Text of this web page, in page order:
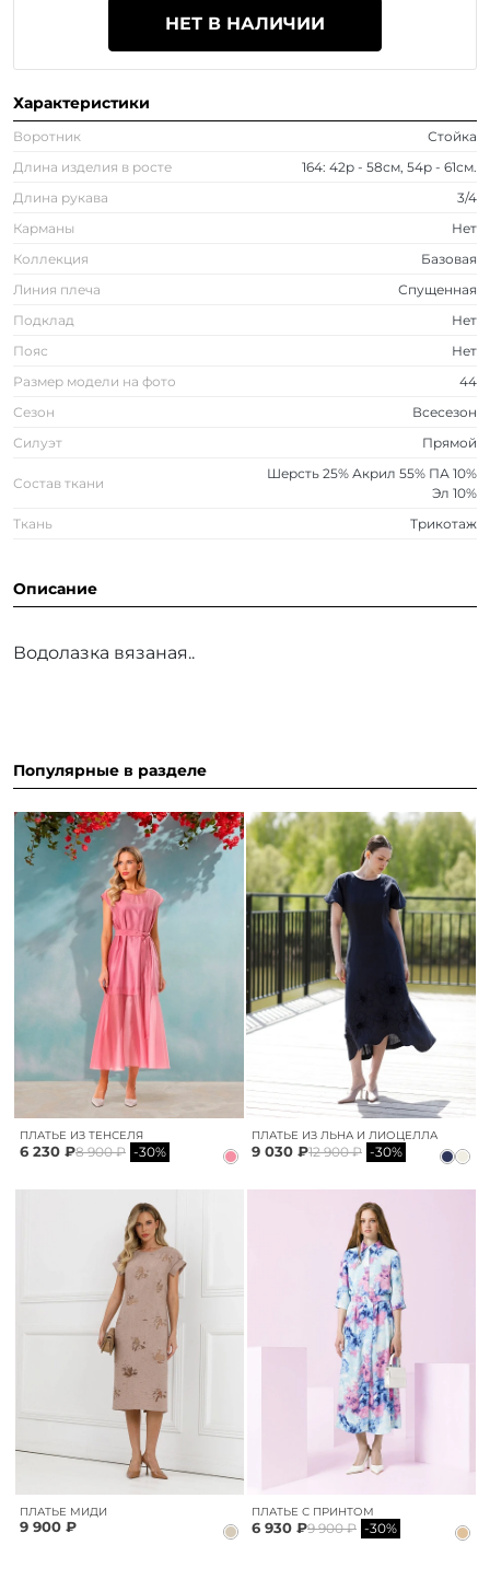
НЕТ В НАЛИЧИИ
Характеристики
Воротник
Стойка
Длина изделия в росте
164: 42р - 58см, 54р - 61см.
Длина рукава
3/4
Карманы
Нет
Коллекция
Базовая
Линия плеча
Спущенная
Подклад
Нет
Пояс
Нет
Размер модели на фото
44
Сезон
Всесезон
Силуэт
Прямой
Состав ткани
Шерсть 25% Акрил 55% ПА 10%
Эл 10%
Ткань
Трикотаж
Описание
Водолазка вязаная..
Популярные в разделе
ПЛАТЬЕ ИЗ ТЕНСЕЛЯ
6 230 ₽8 900 ₽ -30%
ПЛАТЬЕ ИЗ ЛЬНА И ЛИОЦЕЛЛА
9 030 ₽12 900 ₽ -30%
ПЛАТЬЕ МИДИ
9 900 ₽
ПЛАТЬЕ С ПРИНТОМ
6 930 ₽9 900 ₽ -30%